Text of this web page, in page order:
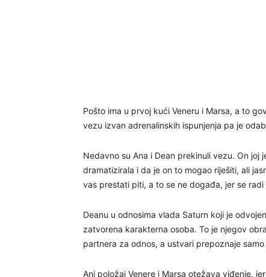
Pošto ima u prvoj kući Veneru i Marsa, a to
vezu izvan adrenalinskih ispunjenja pa je
Nedavno su Ana i Dean prekinuli vezu. On
dramatizirala i da je on to mogao riješiti, ali
vas prestati piti, a to se ne događa, jer se
Deanu u odnosima vlada Saturn koji je
zatvorena karakterna osoba. To je njegov
partnera za odnos, a ustvari prepoznaje
Ani položaj Venere i Marsa otežava viđenje,